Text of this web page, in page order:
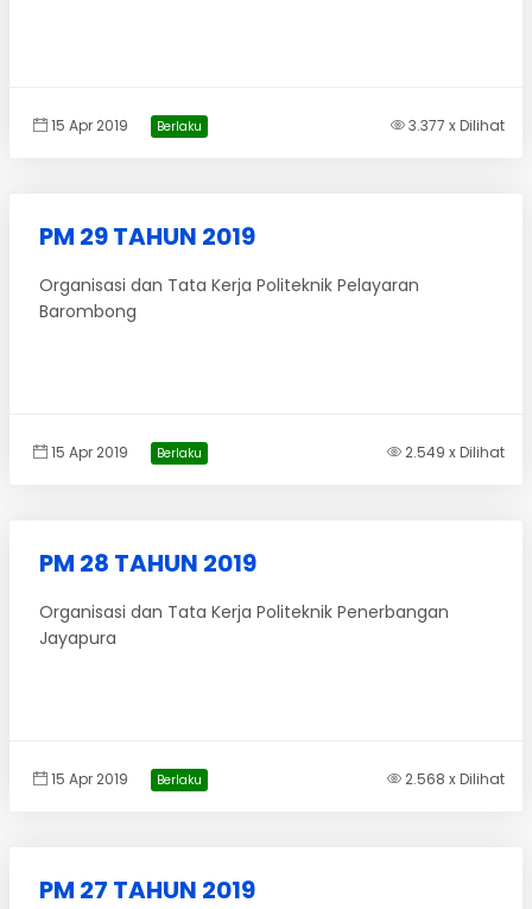
15 Apr 2019 Berlaku 3.377 x Dilihat
PM 29 TAHUN 2019
Organisasi dan Tata Kerja Politeknik Pelayaran
Barombong
15 Apr 2019 Berlaku 2.549 x Dilihat
PM 28 TAHUN 2019
Organisasi dan Tata Kerja Politeknik Penerbangan
Jayapura
15 Apr 2019 Berlaku 2.568 x Dilihat
PM 27 TAHUN 2019